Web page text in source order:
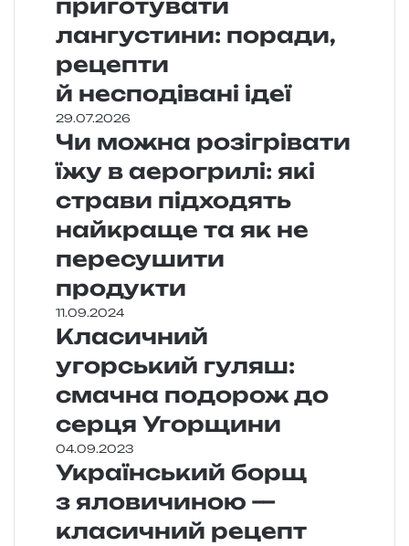
приготувати
лангустини: поради,
рецепти
й несподівані ідеї
29.07.2026
Чи можна розігрівати
їжу в аерогрилі: які
страви підходять
найкраще та як не
пересушити
продукти
11.09.2024
Класичний
угорський гуляш:
смачна подорож до
серця Угорщини
04.09.2023
Український борщ
з яловичиною —
класичний рецепт